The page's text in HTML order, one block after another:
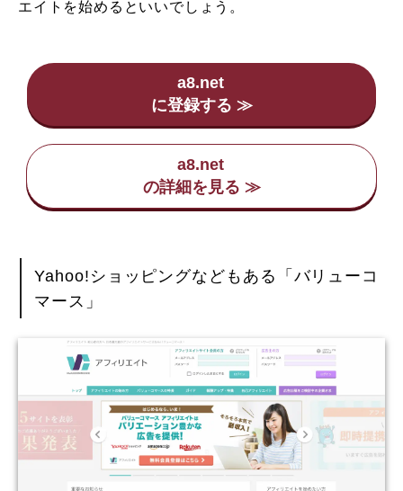
エイトを始めるといいでしょう。
a8.net
a8.net
Yahoo!ショッピングなどもある「バリューコ
マース」